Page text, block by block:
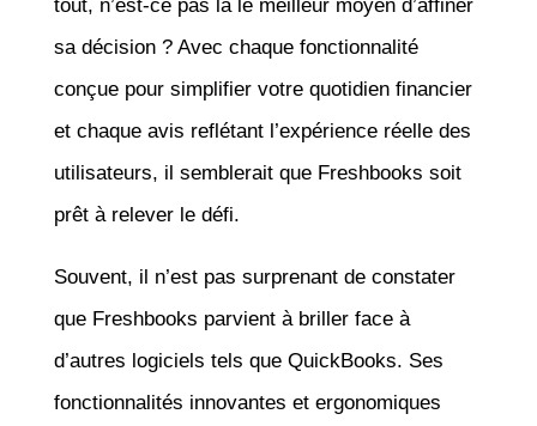
tout, n’est-ce pas là le meilleur moyen d’affiner
sa décision ? Avec chaque fonctionnalité
conçue pour simplifier votre quotidien financier
et chaque avis reflétant l’expérience réelle des
utilisateurs, il semblerait que Freshbooks soit
prêt à relever le défi.
Souvent, il n’est pas surprenant de constater
que Freshbooks parvient à briller face à
d’autres logiciels tels que QuickBooks. Ses
fonctionnalités innovantes et ergonomiques